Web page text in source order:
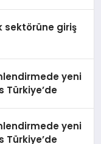
sektörüne giriş
yeni
Türkiye’de
yeni
Türkiye’de